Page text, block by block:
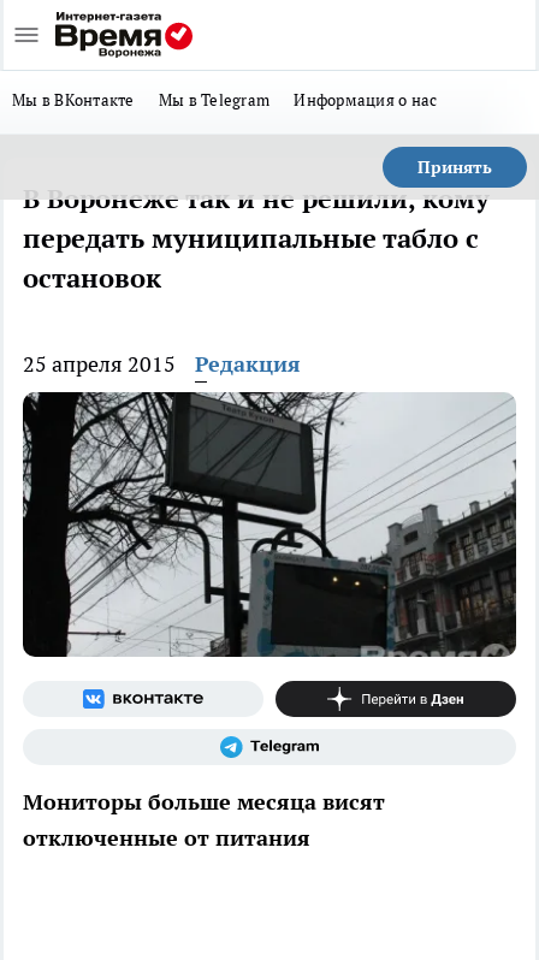
Мы в ВКонтакте Мы в Telegram Информация о нас
Принять
В Воронеже так и не решили, кому
передать муниципальные табло с
остановок
25 апреля 2015 Редакция
Мониторы больше месяца висят
отключенные от питания